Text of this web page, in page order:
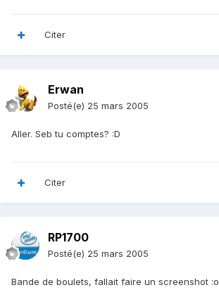
Citer
Erwan
Posté(e) 25 mars 2005
Aller. Seb tu comptes? :D
Citer
RP1700
Posté(e) 25 mars 2005
Bande de boulets, fallait faire un screenshot :o